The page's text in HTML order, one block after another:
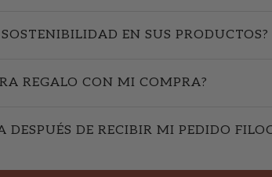
EN SUS PRODUCTOS?
REGALO CON MI COMPRA?
DE RECIBIR MI PEDIDO